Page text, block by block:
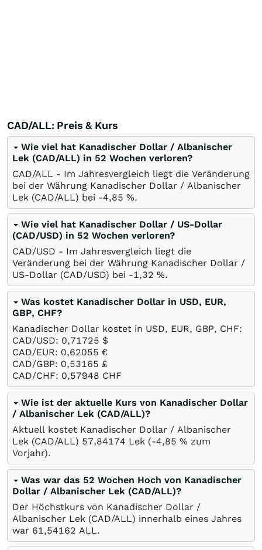
CAD/ALL: Preis & Kurs
Wie viel hat Kanadischer Dollar / Albanischer
Lek (CAD/ALL) in 52 Wochen verloren?
CAD/ALL - Im Jahresvergleich liegt die Veränderung
bei der Währung Kanadischer Dollar / Albanischer
Lek (CAD/ALL) bei -4,85 %.
Wie viel hat Kanadischer Dollar / US-Dollar
(CAD/USD) in 52 Wochen verloren?
CAD/USD - Im Jahresvergleich liegt die
Veränderung bei der Währung Kanadischer Dollar /
US-Dollar (CAD/USD) bei -1,32 %.
Was kostet Kanadischer Dollar in USD, EUR,
GBP, CHF?
Kanadischer Dollar kostet in USD, EUR, GBP, CHF:
CAD/USD: 0,71725 $
CAD/EUR: 0,62055 €
CAD/GBP: 0,53165 £
CAD/CHF: 0,57948 CHF
Wie ist der aktuelle Kurs von Kanadischer Dollar
/ Albanischer Lek (CAD/ALL)?
Aktuell kostet Kanadischer Dollar / Albanischer
Lek (CAD/ALL) 57,84174 Lek (-4,85 % zum
Vorjahr).
Was war das 52 Wochen Hoch von Kanadischer
Dollar / Albanischer Lek (CAD/ALL)?
Der Höchstkurs von Kanadischer Dollar /
Albanischer Lek (CAD/ALL) innerhalb eines Jahres
war 61,54162 ALL.